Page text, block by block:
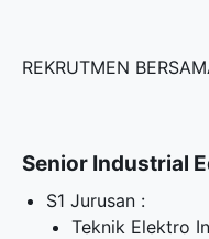
REKRUTMEN
Senior Industrial
S1 Jurusan :
Teknik Elektro